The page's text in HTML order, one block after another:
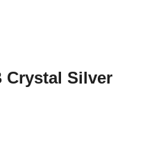
Crystal Silver